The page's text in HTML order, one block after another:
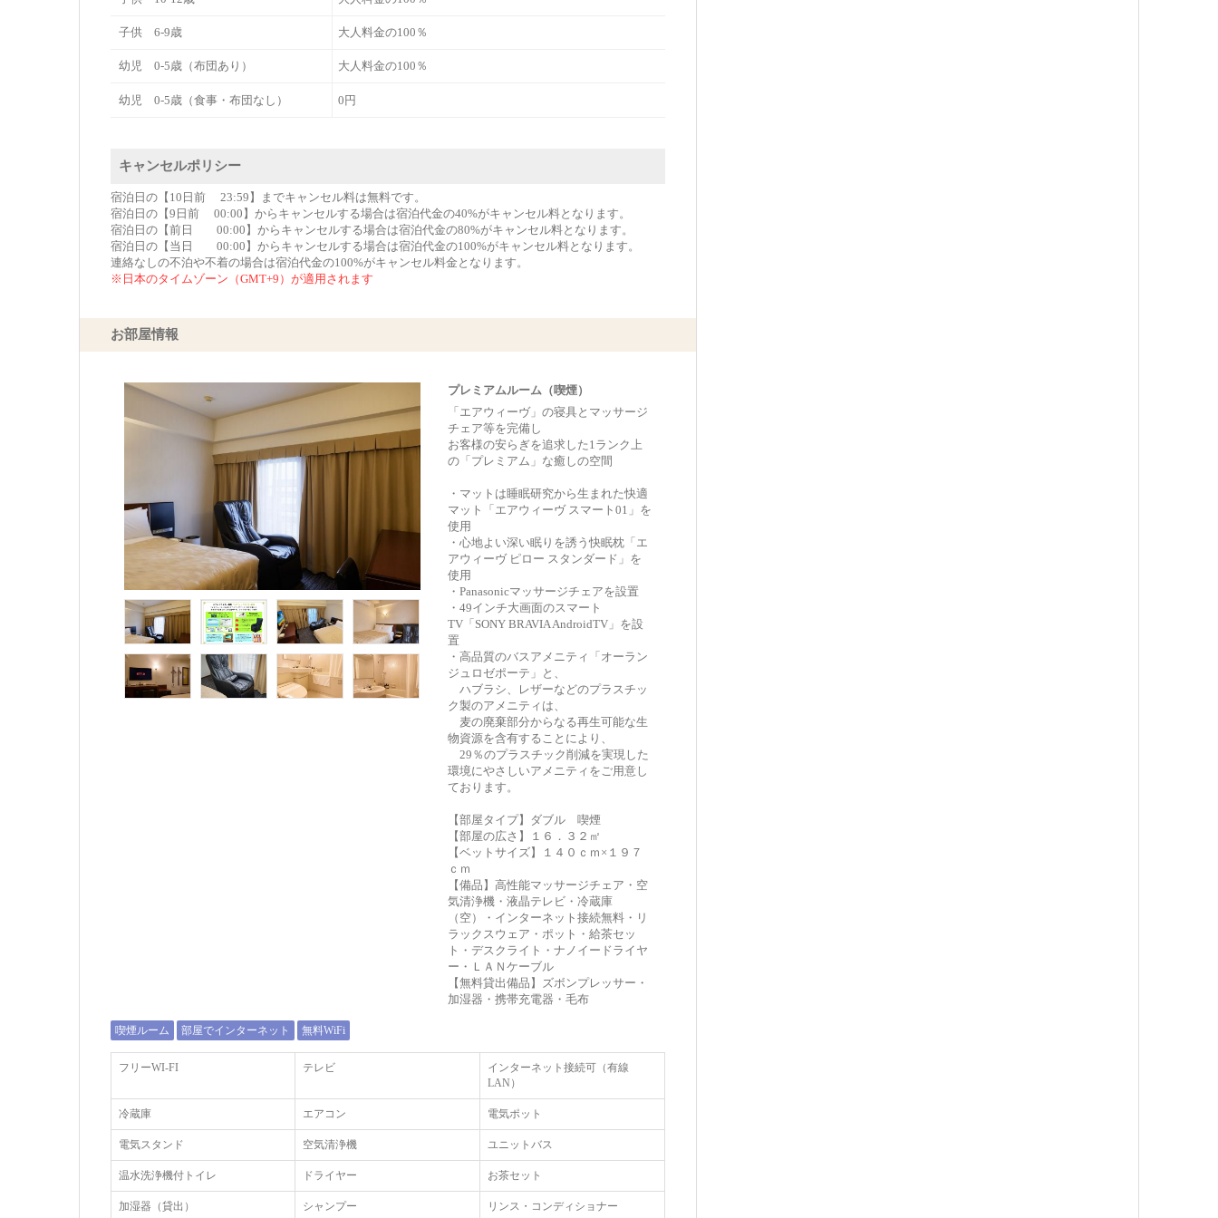
子供 6-9歳 大人料金の100％
幼児 0-5歳（布団あり） 大人料金の100％
幼児 0-5歳（食事・布団なし） 0円
キャンセルポリシー
宿泊日の【10日前 23:59】までキャンセル料は無料です。
宿泊日の【9日前 00:00】からキャンセルする場合は宿泊代金の40%がキャンセル料となります。
宿泊日の【前日 00:00】からキャンセルする場合は宿泊代金の80%がキャンセル料となります。
宿泊日の【当日 00:00】からキャンセルする場合は宿泊代金の100%がキャンセル料となります。
連絡なしの不泊や不着の場合は宿泊代金の100%がキャンセル料金となります。
※日本のタイムゾーン（GMT+9）が適用されます
お部屋情報
プレミアムルーム（喫煙）
「エアウィーヴ」の寝具とマッサージ
チェア等を完備し
お客様の安らぎを追求した1ランク上
の「プレミアム」な癒しの空間
・マットは睡眠研究から生まれた快適
マット「エアウィーヴ スマート01」を
使用
・心地よい深い眠りを誘う快眠枕「エ
アウィーヴ ピロー スタンダード」を
使用
・Panasonicマッサージチェアを設置
・49インチ大画面のスマート
TV「SONY BRAVIA AndroidTV」を設
置
・高品質のバスアメニティ「オーラン
ジュロゼポーテ」と、
ハブラシ、レザーなどのプラスチッ
ク製のアメニティは、
麦の廃棄部分からなる再生可能な生
物資源を含有することにより、
29％のプラスチック削減を実現した
環境にやさしいアメニティをご用意し
ております。
【部屋タイプ】ダブル 喫煙
【部屋の広さ】１６．３２㎡
【ベットサイズ】１４０ｃｍ×１９７
ｃｍ
【備品】高性能マッサージチェア・空
気清浄機・液晶テレビ・冷蔵庫
（空）・インターネット接続無料・リ
ラックスウェア・ポット・給茶セッ
ト・デスクライト・ナノイードライヤ
ー・ＬＡＮケーブル
【無料貸出備品】ズボンプレッサー・
加湿器・携帯充電器・毛布
喫煙ルーム 部屋でインターネット 無料WiFi
フリーWI‐FI テレビ
インターネット接続可（有線
LAN）
冷蔵庫 エアコン 電気ポット
電気スタンド 空気清浄機 ユニットバス
温水洗浄機付トイレ ドライヤー お茶セット
加湿器（貸出） シャンプー リンス・コンディショナー